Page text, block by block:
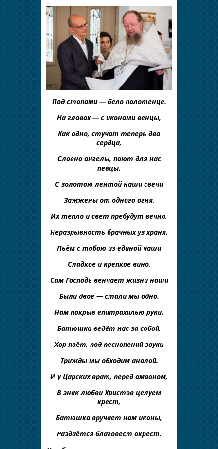
Под стопами — бело полотенце,
На главах — с иконами венцы,
Как одно, стучат теперь два
сердца,
Словно ангелы, поют для нас
певцы.
С золотою лентой наши свечи
Зажжены от одного огня,
Их тепло и свет пребудут вечно,
Неразрывность брачных уз храня.
Пьём с тобою из единой чаши
Сладкое и крепкое вино,
Сам Господь венчает жизни наши
Были двое — стали мы одно.
Нам покрыв епитрахилью руки.
Батюшка ведёт нас за собой,
Хор поёт, под песнопений звуки
Трижды мы обходим аналой.
И у Царских врат, перед амвоном,
В знак любви Христов целуем
крест,
Батюшка вручает нам иконы,
Раздаётся благовест окрест.